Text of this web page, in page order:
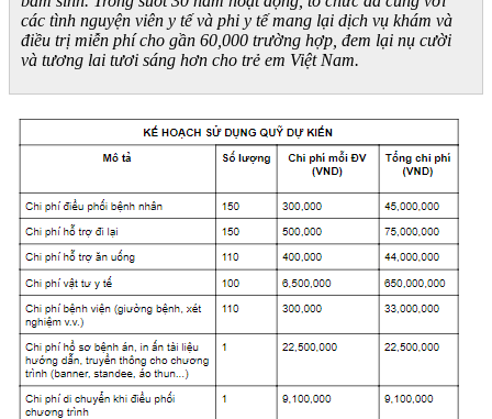
các tình nguyện viên y tế và phi y tế mang lại dịch vụ khám và
điều trị miễn phí cho gần 60,000 trường hợp, đem lại nụ cười
và tương lai tươi sáng hơn cho trẻ em Việt Nam.